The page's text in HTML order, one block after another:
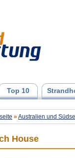
Top 10
» Australien und
House